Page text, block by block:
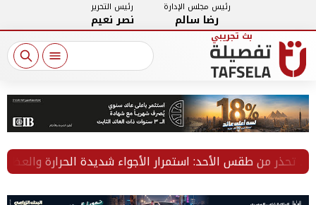
رئيس مجلس الإدارة
رضا سالم
رئيس التحرير
نصر نعيم
من طقس الأحد: استمرار الأجواء شديدة الحرارة والعظمى بالقاهرة